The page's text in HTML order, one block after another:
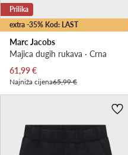
extra -35% Kod: LAST
Prilika
Marc Jacobs
Majica dugih rukava · Crna
Trenutna cijena
61,99€
Najniža cijena65,99 €